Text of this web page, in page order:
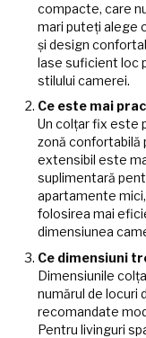
compacte, care
mari puteți alege
și design
lase suficient loc
stilului camerei.
Ce este mai
Un colțar fix este
zonă confortabilă
extensibil este
suplimentară
apartamente
folosirea mai
dimensiunea
Ce dimensiuni
Dimensiunile
numărul de locuri
recomandate
Pentru livinguri